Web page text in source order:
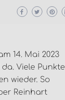
14. Mai 2023
Viele Punkte
wieder. So
Reinhart